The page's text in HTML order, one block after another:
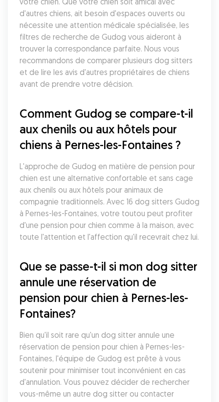
d'autres chiens, ait besoin d'espaces ouverts ou
nécessite une attention médicale spécialisée, les
filtres de recherche de Gudog vous aideront à
trouver la correspondance parfaite. Nous vous
recommandons de comparer plusieurs dog sitters
et de lire les avis d'autres propriétaires de chiens
avant de prendre votre décision.
Comment Gudog se compare-t-il
aux chenils ou aux hôtels pour
chiens à Pernes-les-Fontaines ?
L'approche de Gudog en matière de pension pour
chien est une alternative confortable et sans cage
aux chenils ou aux hôtels pour animaux de
compagnie traditionnels. Avec 16 dog sitters Gudog
à Pernes-les-Fontaines, votre toutou peut profiter
d'une pension pour chien comme à la maison, avec
toute l'attention et l'affection qu'il recevrait chez lui.
Que se passe-t-il si mon dog sitter
annule une réservation de
pension pour chien à Pernes-les-
Fontaines?
Bien qu'il soit rare qu'un dog sitter annule une
réservation de pension pour chien à Pernes-les-
Fontaines, l'équipe de Gudog est prête à vous
soutenir pour minimiser tout inconvénient en cas
d'annulation. Vous pouvez décider de rechercher
vous-même un autre dog sitter ou contacter